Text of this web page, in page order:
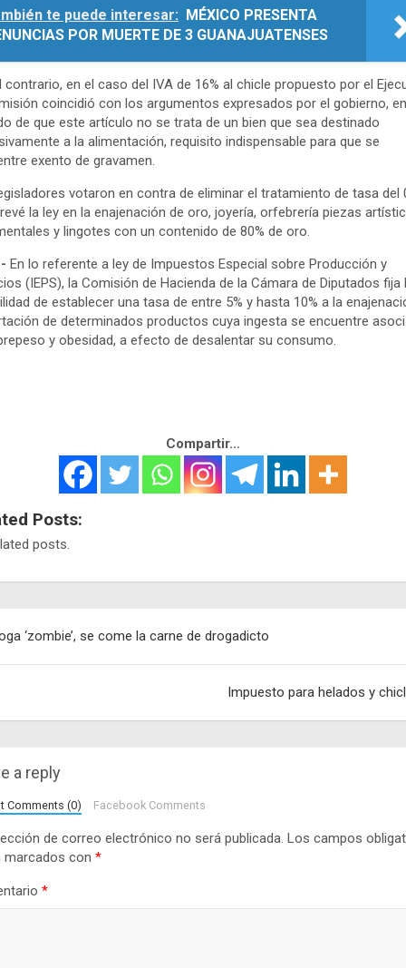
te puede interesar: MÉXICO PRESENTA
POR MUERTE DE 3 GUANAJUATENSES
contrario, en el caso del IVA de 16% al chicle propuesto por el
coincidió con los argumentos expresados por el gobierno,
de que este artículo no se trata de un bien que sea destinado
a la alimentación, requisito indispensable para que se
exento de gravamen.
votaron en contra de eliminar el tratamiento de tasa del
la ley en la enajenación de oro, joyería, orfebrería piezas
y lingotes con un contenido de 80% de oro.
En lo referente a ley de Impuestos Especial sobre Producción y
(IEPS), la Comisión de Hacienda de la Cámara de Diputados fija
de establecer una tasa de entre 5% y hasta 10% a la
de determinados productos cuya ingesta se encuentre
y obesidad, a efecto de desalentar su consumo.
Compartir...
Posts:
posts.
‘zombie’, se come la carne de drogadicto
Impuesto para helados y
a reply
Comments (0) Facebook Comments
de correo electrónico no será publicada. Los campos
marcados con *
*